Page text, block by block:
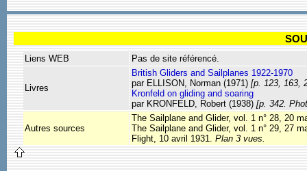
Liens WEB Pas de site référencé.
Livres
British Gliders and Sailplanes 1922-1970
par ELLISON, Norman (1971) [p. 123, 163,
Kronfeld on gliding and soaring
par KRONFELD, Robert (1938) [p. 342.
Autres sources
The Sailplane and Glider, vol. 1 n° 28, 20
The Sailplane and Glider, vol. 1 n° 29, 27
Flight, 10 avril 1931.
Plan 3 vues.